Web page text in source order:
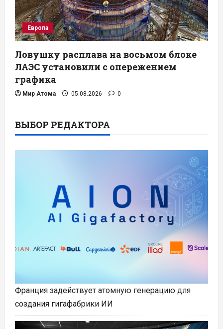
Европа
Ловушку расплава на восьмом блоке
ЛАЭС установили с опережением
графика
Мир Атома 05.08.2026 0
ВЫБОР РЕДАКТОРА
Франция задействует атомную генерацию для
создания гигафабрики ИИ